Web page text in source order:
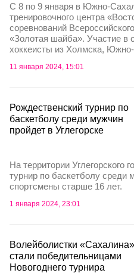
С 8 по 9 января в Южно-
тренировочного центра
соревнований
«Золотая шайба». Участие в
хоккеисты из Холмска, Южно-
11 января 2024, 15:01
Рождественский турнир по
баскетболу среди мужчин
пройдет в Углегорске
На территории Углегорского
турнир по баскетболу среди
спортсмены старше 16 лет.
1 января 2024, 23:01
Волейболистки «Сахалина»
стали победительницами
Новогоднего турнира